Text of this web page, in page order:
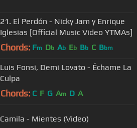
21. El Perdón - Nicky Jam y Enrique
Iglesias [Official Music Video YTMAs]
Chords: Fm Db Ab Eb Bb C Bbm
Luis Fonsi, Demi Lovato - Échame La
Culpa
Chords: C F G Am D A
Camila - Mientes (Video)